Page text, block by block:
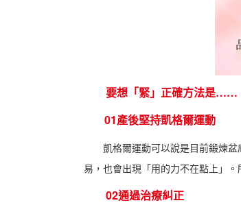
要想「緊」正確方法是……
01產後堅持凱格爾運動
凱格爾運動可以說是目前鍛煉盆
易，也會出現「用的力不在點上」
02通過治療糾正